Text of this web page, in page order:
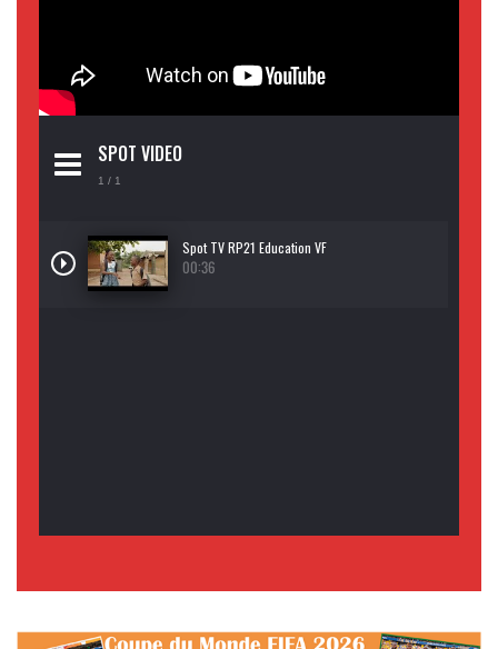
SPOT VIDEO
1 / 1
Spot TV RP21 Education VF
00:36